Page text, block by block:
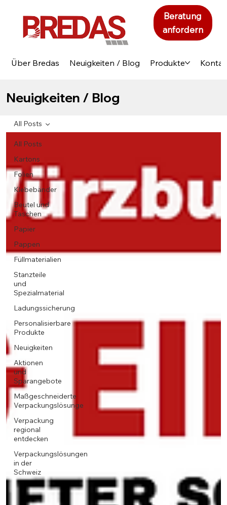
Über Bredas Neuigkeiten / Blog Produkte
Beratung
anfordern
Neuigkeiten / Blog
All Posts
Kartons
Folien
Klebebänder
Beutel und
Taschen
Papier
Pappen
Füllmaterialien
Stanzteile
und
Spezialmaterial
Ladungssicherung
Personalisierbare
Produkte
Neuigkeiten
Aktionen
und
Sparangebote
Maßgeschneiderte
Verpackungslösunge
Verpackung
regional
entdecken
Verpackungslösungen
in der
Schweiz
All Posts